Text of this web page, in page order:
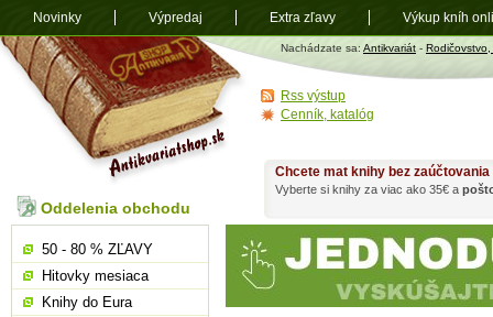
Antikvariát
shop.sk
Nachádzate sa: Antikvariát -
Chcete mat knihy bez
Vyberte si knihy za viac ako 35€ a
Oddelenia obchodu
50 - 80 % ZĽAVY
Hitovky mesiaca
Knihy do Eura
Rss výstup
Cenník, katalóg
Novinky Výpredaj Extra zľavy Výkup kníh